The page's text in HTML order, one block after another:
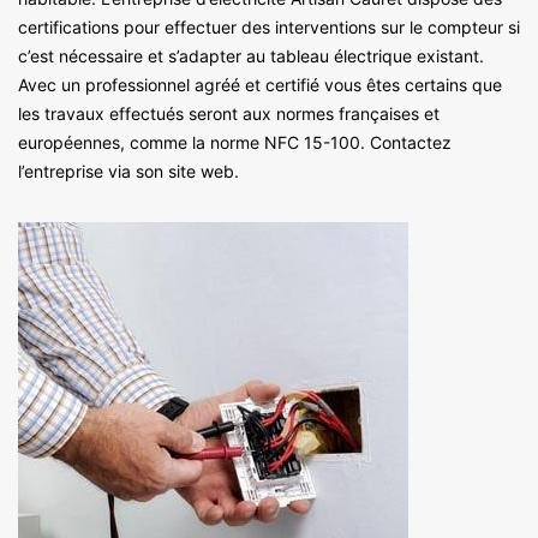
certifications pour effectuer des interventions sur le compteur si
c’est nécessaire et s’adapter au tableau électrique existant.
Avec un professionnel agréé et certifié vous êtes certains que
les travaux effectués seront aux normes françaises et
européennes, comme la norme NFC 15-100. Contactez
l’entreprise via son site web.